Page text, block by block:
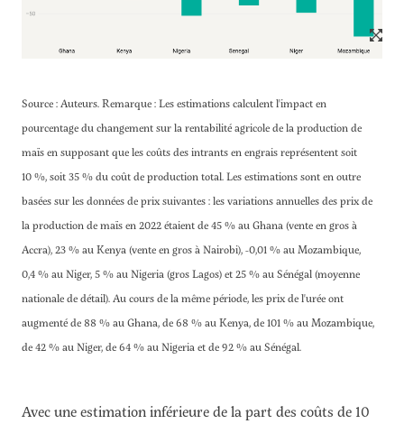
Source : Auteurs. Remarque : Les estimations calculent l'impact en
pourcentage du changement sur la rentabilité agricole de la production de
maïs en supposant que les coûts des intrants en engrais représentent soit
10 %, soit 35 % du coût de production total. Les estimations sont en outre
basées sur les données de prix suivantes : les variations annuelles des prix de
la production de maïs en 2022 étaient de 45 % au Ghana (vente en gros à
Accra), 23 % au Kenya (vente en gros à Nairobi), -0,01 % au Mozambique,
0,4 % au Niger, 5 % au Nigeria (gros Lagos) et 25 % au Sénégal (moyenne
nationale de détail). Au cours de la même période, les prix de l'urée ont
augmenté de 88 % au Ghana, de 68 % au Kenya, de 101 % au Mozambique,
de 42 % au Niger, de 64 % au Nigeria et de 92 % au Sénégal.
Avec une estimation inférieure de la part des coûts de 10